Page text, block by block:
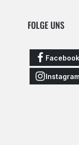
FOLGE UNS
Facebook